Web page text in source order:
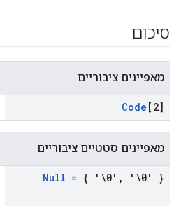
סיכום
מאפיינים ציבוריים
Code [2]
מאפיינים סטטיים ציבוריים
Null = { '\0' , '\0' }